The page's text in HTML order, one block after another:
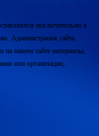
исключительно в
Администрация сайта
на нашем сайте материалы,
или организации,